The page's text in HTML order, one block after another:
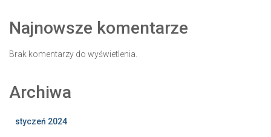
Najnowsze komentarze
Brak komentarzy do wyświetlenia.
Archiwa
styczeń 2024